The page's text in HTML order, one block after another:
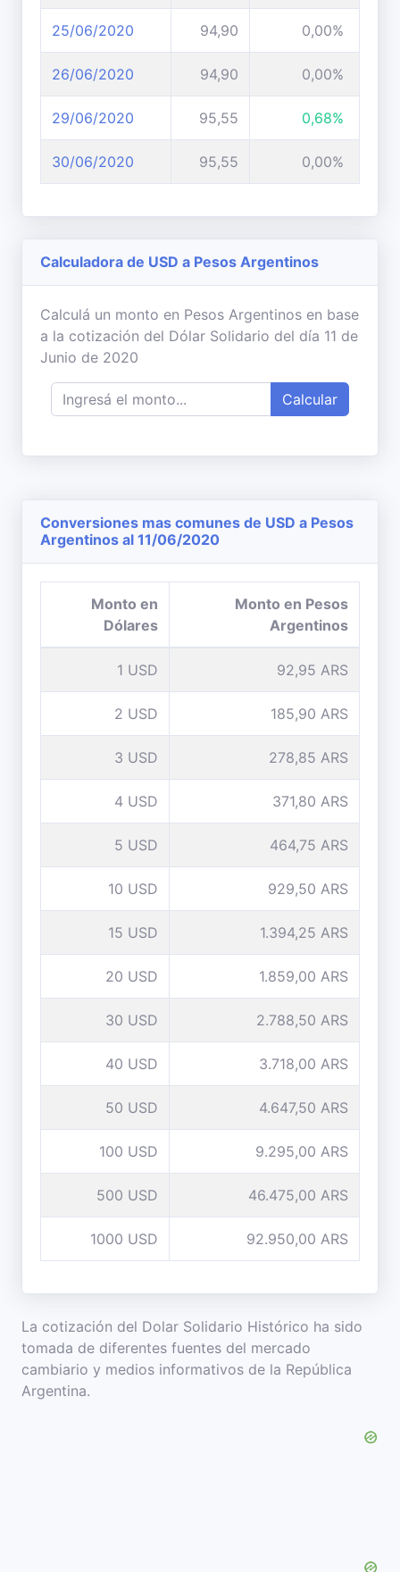
25/06/2020 94,90 0,00%
26/06/2020 94,90 0,00%
29/06/2020 95,55 0,68%
30/06/2020 95,55 0,00%
Calculadora de USD a Pesos Argentinos
Calculá un monto en Pesos Argentinos en base
a la cotización del Dólar Solidario del día 11 de
Junio de 2020
Calcular
Conversiones mas comunes de USD a Pesos
Argentinos al 11/06/2020
Monto en
Dólares
Monto en Pesos
Argentinos
1 USD 92,95 ARS
2 USD 185,90 ARS
3 USD 278,85 ARS
4 USD 371,80 ARS
5 USD 464,75 ARS
10 USD 929,50 ARS
15 USD 1.394,25 ARS
20 USD 1.859,00 ARS
30 USD 2.788,50 ARS
40 USD 3.718,00 ARS
50 USD 4.647,50 ARS
100 USD 9.295,00 ARS
500 USD 46.475,00 ARS
1000 USD 92.950,00 ARS
La cotización del Dolar Solidario Histórico ha sido
tomada de diferentes fuentes del mercado
cambiario y medios informativos de la República
Argentina.